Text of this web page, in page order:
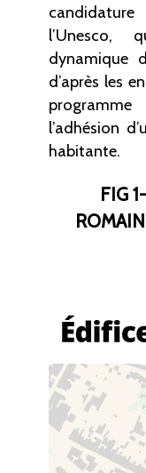
l’Unesco,
dynamique
d’après les
programme
l’adhésion
habitante.
FIG 1-